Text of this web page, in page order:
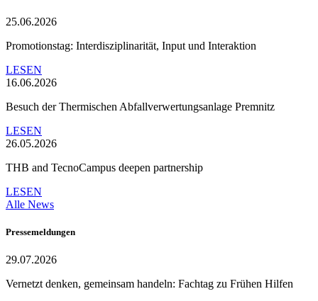
25.06.2026
Promotionstag: Interdisziplinarität, Input und Interaktion
LESEN
16.06.2026
Besuch der Thermischen Abfallverwertungsanlage Premnitz
LESEN
26.05.2026
THB and TecnoCampus deepen partnership
LESEN
Alle News
Pressemeldungen
29.07.2026
Vernetzt denken, gemeinsam handeln: Fachtag zu Frühen Hilfen